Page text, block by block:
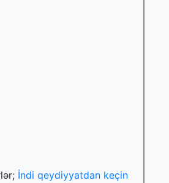
İndi qeydiyyatdan keçin